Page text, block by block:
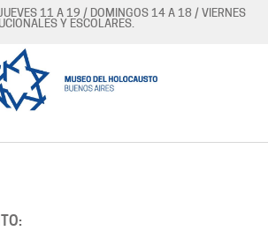
11 A 19 / DOMINGOS 14 A 18 / VIERNES
Y ESCOLARES.